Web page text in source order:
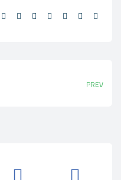
Share:
PREV